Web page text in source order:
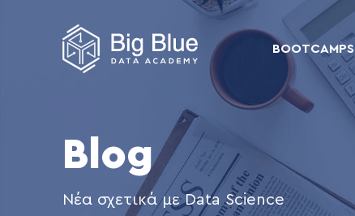
BOOTCAMPS
Blog
Νέα σχετικά με Data Science